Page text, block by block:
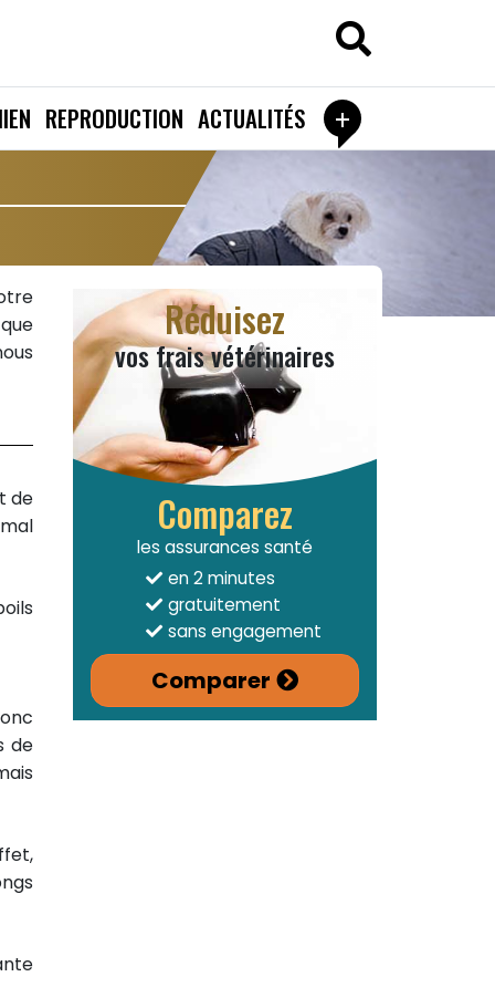
REPRODUCTION ACTUALITÉS +
de
de
Réduisez
vos frais vétérinaires
Comparez
les assurances santé
en 2 minutes
gratuitement
sans engagement
Comparer